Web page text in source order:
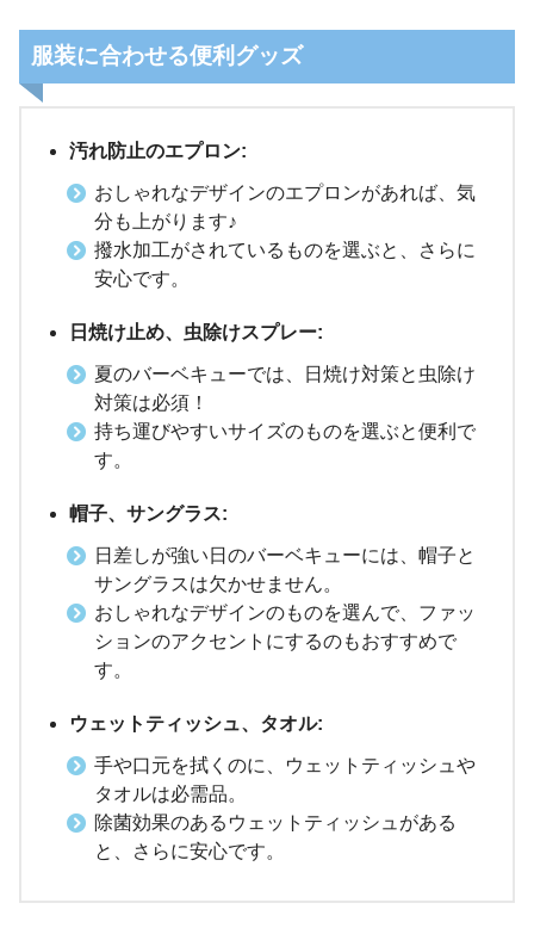
服装に合わせる便利グッズ
汚れ防止のエプロン:
おしゃれなデザインのエプロンがあれば、気
分も上がります♪
撥水加工がされているものを選ぶと、さらに
安心です。
日焼け止め、虫除けスプレー:
夏のバーベキューでは、日焼け対策と虫除け
対策は必須！
持ち運びやすいサイズのものを選ぶと便利で
す。
帽子、サングラス:
日差しが強い日のバーベキューには、帽子と
サングラスは欠かせません。
おしゃれなデザインのものを選んで、ファッ
ションのアクセントにするのもおすすめで
す。
ウェットティッシュ、タオル:
手や口元を拭くのに、ウェットティッシュや
タオルは必需品。
除菌効果のあるウェットティッシュがある
と、さらに安心です。